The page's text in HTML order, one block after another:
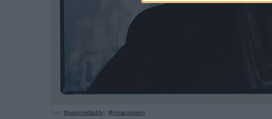
Foto: ©campbelladdy @issacvpoleon